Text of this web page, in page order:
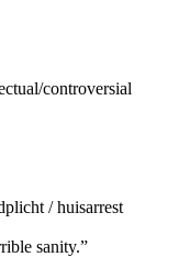
controversial
/ huisarrest
sanity.”